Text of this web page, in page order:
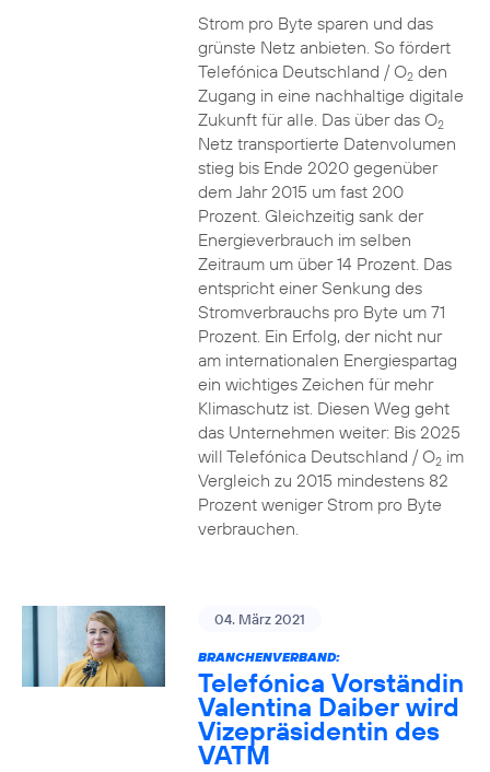
Strom pro Byte sparen und das
grünste Netz anbieten. So fördert
Telefónica Deutschland / O2den
Zugang in eine nachhaltige digitale
Zukunft für alle. Das über das O2
Netz transportierte Datenvolumen
stieg bis Ende 2020 gegenüber
dem Jahr 2015 um fast 200
Prozent. Gleichzeitig sank der
Energieverbrauch im selben
Zeitraum um über 14 Prozent. Das
entspricht einer Senkung des
Stromverbrauchs pro Byte um 71
Prozent. Ein Erfolg, der nicht nur
am internationalen Energiespartag
ein wichtiges Zeichen für mehr
Klimaschutz ist. Diesen Weg geht
das Unternehmen weiter: Bis 2025
will Telefónica Deutschland / O2im
Vergleich zu 2015 mindestens 82
Prozent weniger Strom pro Byte
verbrauchen.
04. März 2021
BRANCHENVERBAND:
Telefónica Vorständin
Valentina Daiber wird
Vizepräsidentin des
VATM